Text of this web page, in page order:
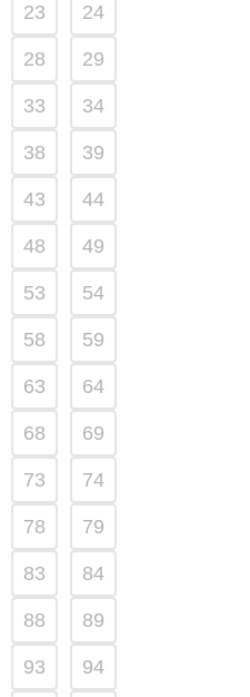
23 24
28 29
33 34
38 39
43 44
48 49
53 54
58 59
63 64
68 69
73 74
78 79
83 84
88 89
93 94